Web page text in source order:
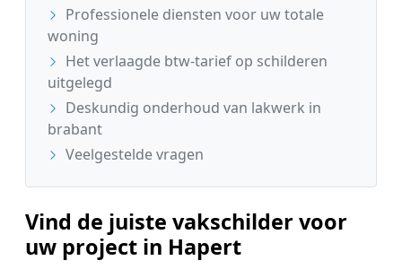
Professionele diensten voor uw totale
woning
Het verlaagde btw-tarief op schilderen
uitgelegd
Deskundig onderhoud van lakwerk in
brabant
Veelgestelde vragen
Vind de juiste vakschilder voor
uw project in Hapert